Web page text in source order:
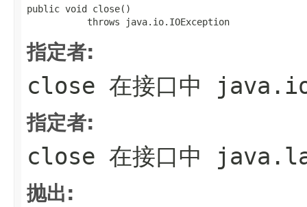
public void close()
           throws java.io.IOException
指定者:
close 在接口中
指定者:
close 在接口中
抛出: